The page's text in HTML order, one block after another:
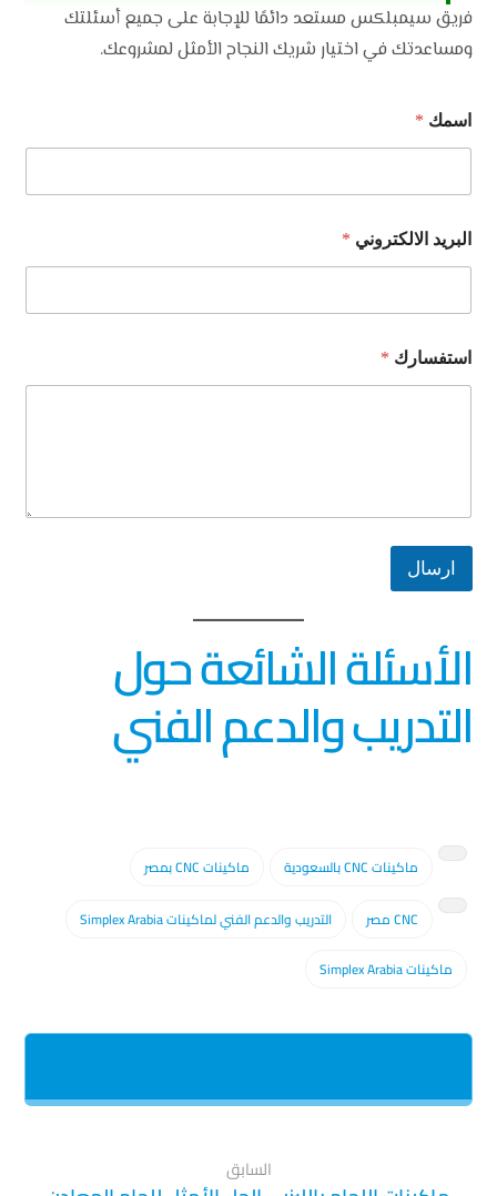
فريق سيمبلكس مستعد دائمًا للإجابة على جميع أسئلتك
ومساعدتك في اختيار شريك النجاح الأمثل لمشروعك.
اسمك *
البريد الالكتروني *
ل
ا
ا
ت
ا
ل
استفسارك *
ارسال
الأسئلة الشائعة حول
التدريب والدعم الفني
ماكينات CNC بالسعودية ماكينات CNC بمصر
CNC مصر
التدريب والدعم الفني لماكينات Simplex Arabia
ماكينات Simplex Arabia
السابق